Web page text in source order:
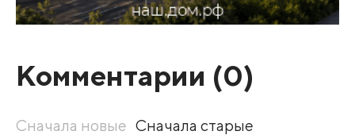
Комментарии (0)
Сначала новые Сначала старые